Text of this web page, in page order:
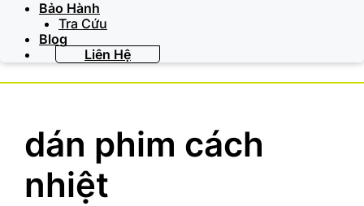
Bảo Hành
Tra Cứu
Blog
Liên Hệ
dán phim cách
nhiệt